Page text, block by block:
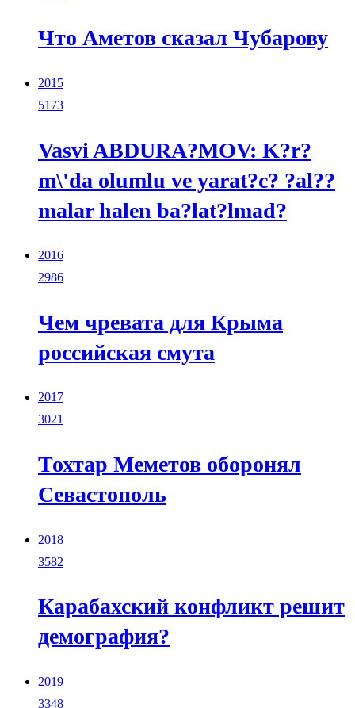
Что Аметов сказал Чубарову
2015
5173
Vasvi ABDURA?MOV: K?r?
m\'da olumlu ve yarat?c? ?al??
malar halen ba?lat?lmad?
2016
2986
Чем чревата для Крыма
российская смута
2017
3021
Тохтар Меметов оборонял
Севастополь
2018
3582
Карабахский конфликт решит
демография?
2019
3348